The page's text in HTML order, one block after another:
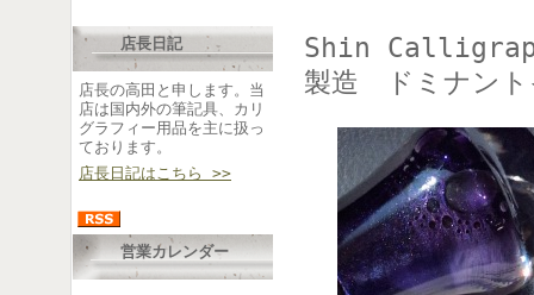
店長日記
店長の高田と申します。当
店は国内外の筆記具、カリ
グラフィー用品を主に扱っ
ております。
店長日記はこちら >>
営業カレンダー
Shin
製造 ドミナント